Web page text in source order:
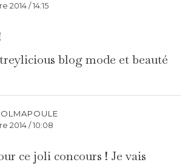
2014 / 14:15
blog mode et beauté
2014 / 10:08
ce joli concours ! Je vais